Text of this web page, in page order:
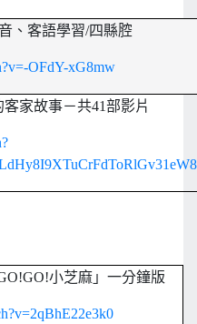
、客語學習/四縣腔
OFdY-xG8mw
家故事－共41部影片
小芝麻」一分鐘版